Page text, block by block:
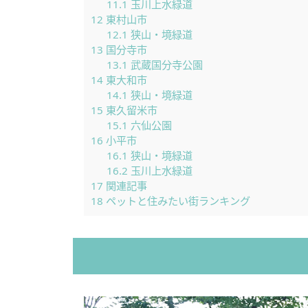
11.1 玉川上水緑道
12 東村山市
12.1 狭山・境緑道
13 国分寺市
13.1 武蔵国分寺公園
14 東大和市
14.1 狭山・境緑道
15 東久留米市
15.1 六仙公園
16 小平市
16.1 狭山・境緑道
16.2 玉川上水緑道
17 関連記事
18 ペットと住みたい街ランキング